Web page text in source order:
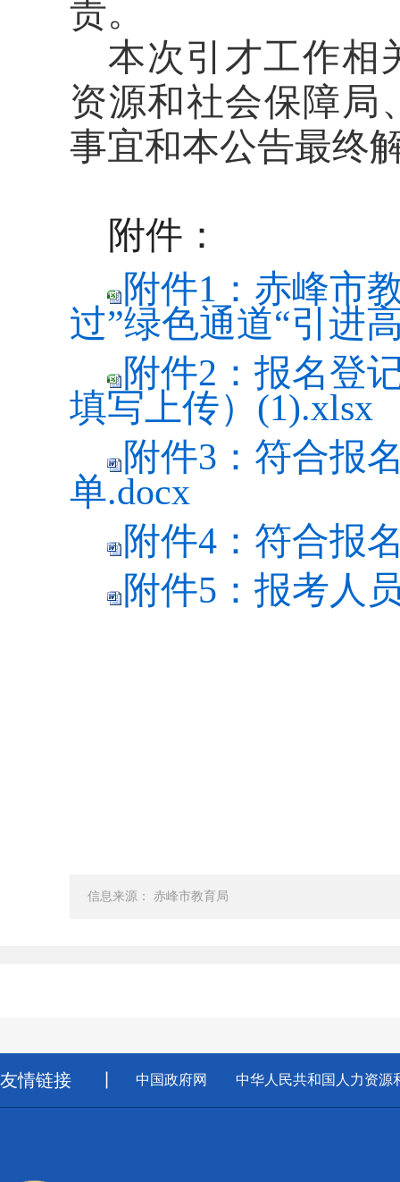
责。
本次引才工作相
资源和社会保障局
事宜和本公告最终
附件：
附件1：赤峰市
过”绿色通道“引进
附件2：报名登
填写上传）(1).xlsx
附件3：符合报
单.docx
附件4：符合报
附件5：报考人
信息来源： 赤峰市教育局
友情链接 中国政府网 中华人民共和国人力资源